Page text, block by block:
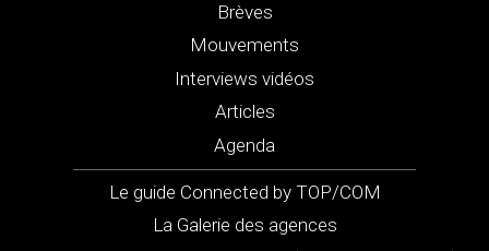
Brèves
Mouvements
Interviews vidéos
Articles
Agenda
Le guide Connected by TOP/COM
La Galerie des agences